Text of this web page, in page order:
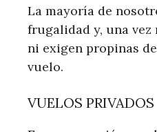
La mayoría de
frugalidad y, una vez
ni exigen propinas
vuelo.
VUELOS PRIVADOS